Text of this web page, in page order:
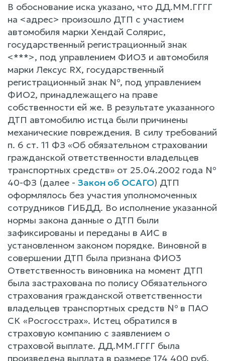
В обоснование иска указано, что ДД.ММ.ГГГГ
на <адрес> произошло ДТП с участием
автомобиля марки Хендай Солярис,
государственный регистрационный знак
<***>, под управлением ФИО3 и автомобиля
марки Лексус RX, государственный
регистрационный знак №, под управлением
ФИО2, принадлежащего на праве
собственности ей же. В результате указанного
ДТП автомобилю истца были причинены
механические повреждения. В силу требований
п. 6 ст. 11 ФЗ «Об обязательном страховании
гражданской ответственности владельцев
транспортных средств» от 25.04.2002 года №
40-ФЗ (далее - Закон об ОСАГО) ДТП
оформлялось без участия уполномоченных
сотрудников ГИБДД. Во исполнение указанной
нормы закона данные о ДТП были
зафиксированы и переданы в АИС в
установленном законом порядке. Виновной в
совершении ДТП была признана ФИО3
Ответственность виновника на момент ДТП
была застрахована по полису Обязательного
страхования гражданской ответственности
владельцев транспортных средств № в ПАО
СК «Росгосстрах». Истец обратился в
страховую компанию с заявлением о
страховой выплате. ДД.ММ.ГГГГ была
произведена выплата в размере 174 400 руб.